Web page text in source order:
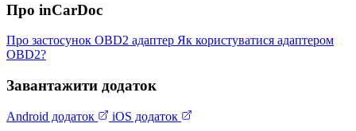
Про inCarDoc
Про застосунок OBD2 адаптер Як користуватися адаптером
OBD2?
Завантажити додаток
Android додаток iOS додаток